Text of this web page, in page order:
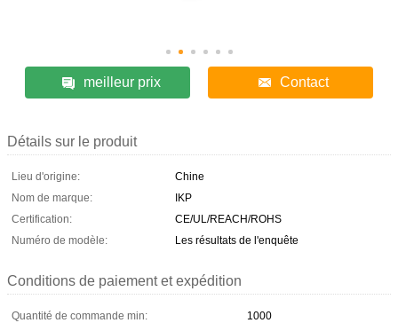
meilleur prix Contact
Détails sur le produit
Lieu d'origine:
Chine
Nom de marque:
IKP
Certification:
CE/UL/REACH/ROHS
Numéro de modèle:
Les résultats de l'enquête
Conditions de paiement et expédition
Quantité de commande min:
1000